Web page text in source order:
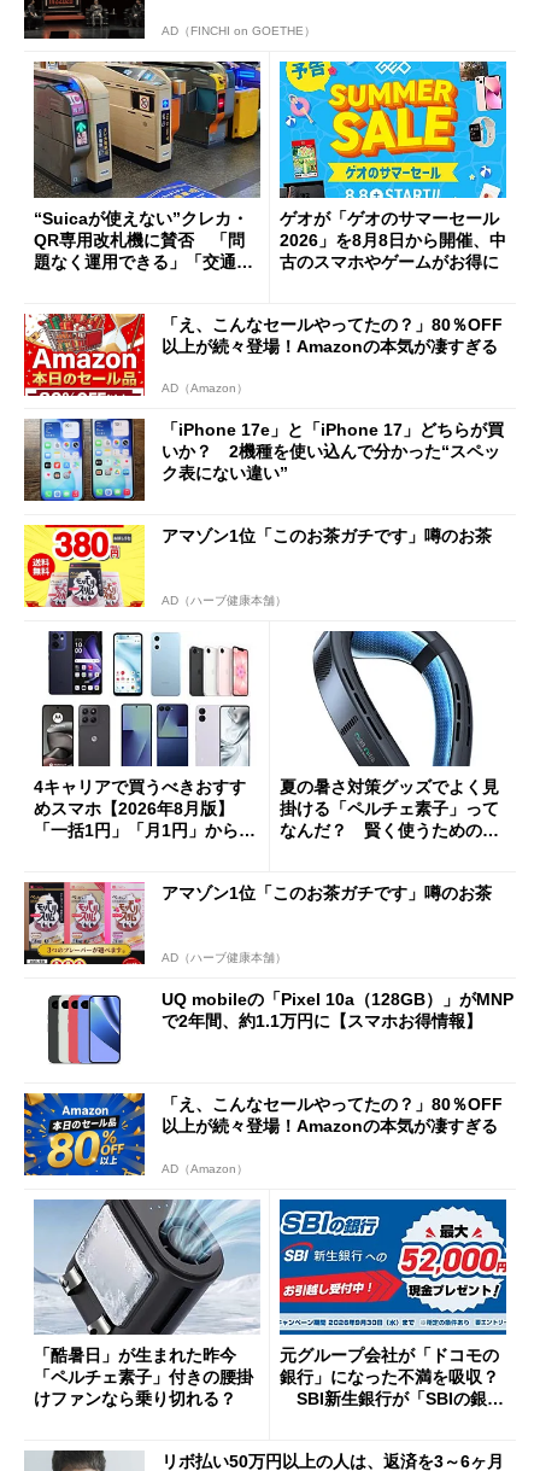
AD（FINCHI on GOETHE）
“Suicaが使えない”クレカ・
QR専用改札機に賛否 「問
題なく運用できる」「交通系I
ゲオが「ゲオのサマーセール
2026」を8月8日から開催、中
古のスマホやゲームがお得に
「え、こんなセールやってたの？」80％OFF
以上が続々登場！Amazonの本気が凄すぎる
AD（Amazon）
「iPhone 17e」と「iPhone 17」どちらが買
いか？ 2機種を使い込んで分かった“スペッ
ク表にない違い”
アマゾン1位「このお茶ガチです」噂のお茶
AD（ハーブ健康本舗）
4キャリアで買うべきおすす
めスマホ【2026年8月版】
「一括1円」「月1円」からお
夏の暑さ対策グッズでよく見
掛ける「ペルチェ素子」って
なんだ？ 賢く使うための注
アマゾン1位「このお茶ガチです」噂のお茶
AD（ハーブ健康本舗）
UQ mobileの「Pixel 10a（128GB）」がMNP
で2年間、約1.1万円に【スマホお得情報】
「え、こんなセールやってたの？」80％OFF
以上が続々登場！Amazonの本気が凄すぎる
AD（Amazon）
「酷暑日」が生まれた昨今
「ペルチェ素子」付きの腰掛
けファンなら乗り切れる？
元グループ会社が「ドコモの
銀行」になった不満を吸収？
SBI新生銀行が「SBIの銀
開催
リボ払い50万円以上の人は、返済を3～6ヶ月